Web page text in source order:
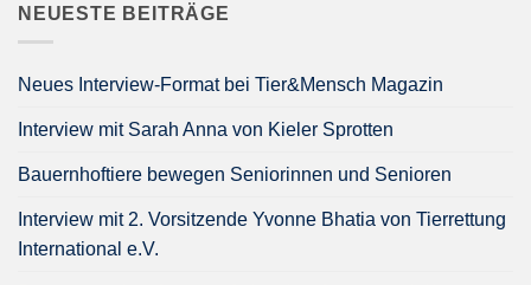
NEUESTE BEITRÄGE
Neues Interview-Format bei Tier&Mensch Magazin
Interview mit Sarah Anna von Kieler Sprotten
Bauernhoftiere bewegen Seniorinnen und Senioren
Interview mit 2. Vorsitzende Yvonne Bhatia von Tierrettung
International e.V.